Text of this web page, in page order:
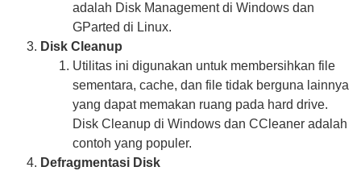
adalah Disk Management di Windows dan
GParted di Linux.
Disk Cleanup
Utilitas ini digunakan untuk membersihkan file
sementara, cache, dan file tidak berguna lainnya
yang dapat memakan ruang pada hard drive.
Disk Cleanup di Windows dan CCleaner adalah
contoh yang populer.
Defragmentasi Disk